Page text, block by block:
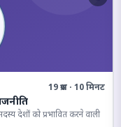
19 प्रश्न · 10 मिनट
देशों को प्रभावित करने वाली